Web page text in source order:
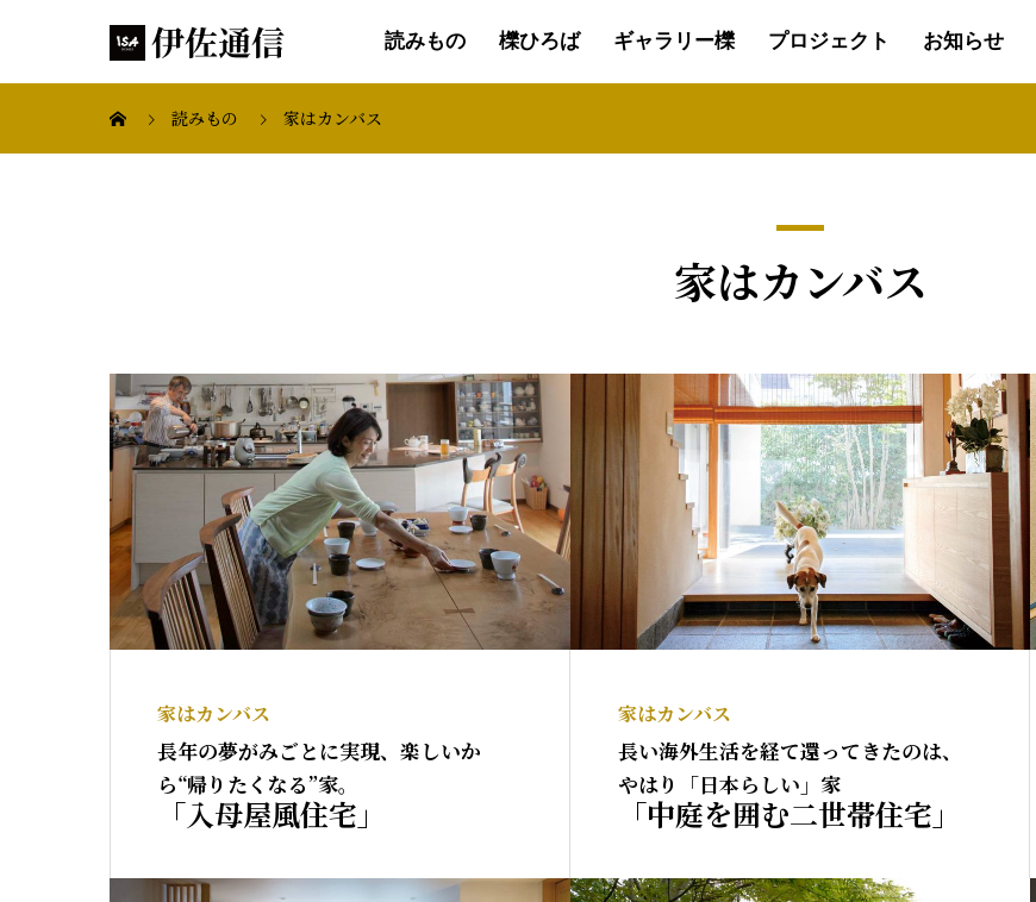
読みもの 櫟ひろば ギャラリー櫟 プロジェクト お知らせ
読みもの 家はカンバス
家はカンバス
家はカンバス
長年の夢がみごとに実現、楽しいか
ら“帰りたくなる”家。
「入母屋風住宅」
家はカンバス
長い海外生活を経て還ってきたのは、
やはり「日本らしい」家
「中庭を囲む二世帯住宅」